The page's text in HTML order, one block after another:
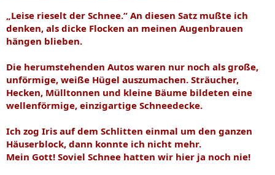
„Leise rieselt der Schnee.“ An diesen Satz mußte ich
denken, als dicke Flocken an meinen Augenbrauen
hängen blieben.
Die herumstehenden Autos waren nur noch als große,
unförmige, weiße Hügel auszumachen. Sträucher,
Hecken, Mülltonnen und kleine Bäume bildeten eine
wellenförmige, einzigartige Schneedecke.
Ich zog Iris auf dem Schlitten einmal um den ganzen
Häuserblock, dann konnte ich nicht mehr.
Mein Gott! Soviel Schnee hatten wir hier ja noch nie!